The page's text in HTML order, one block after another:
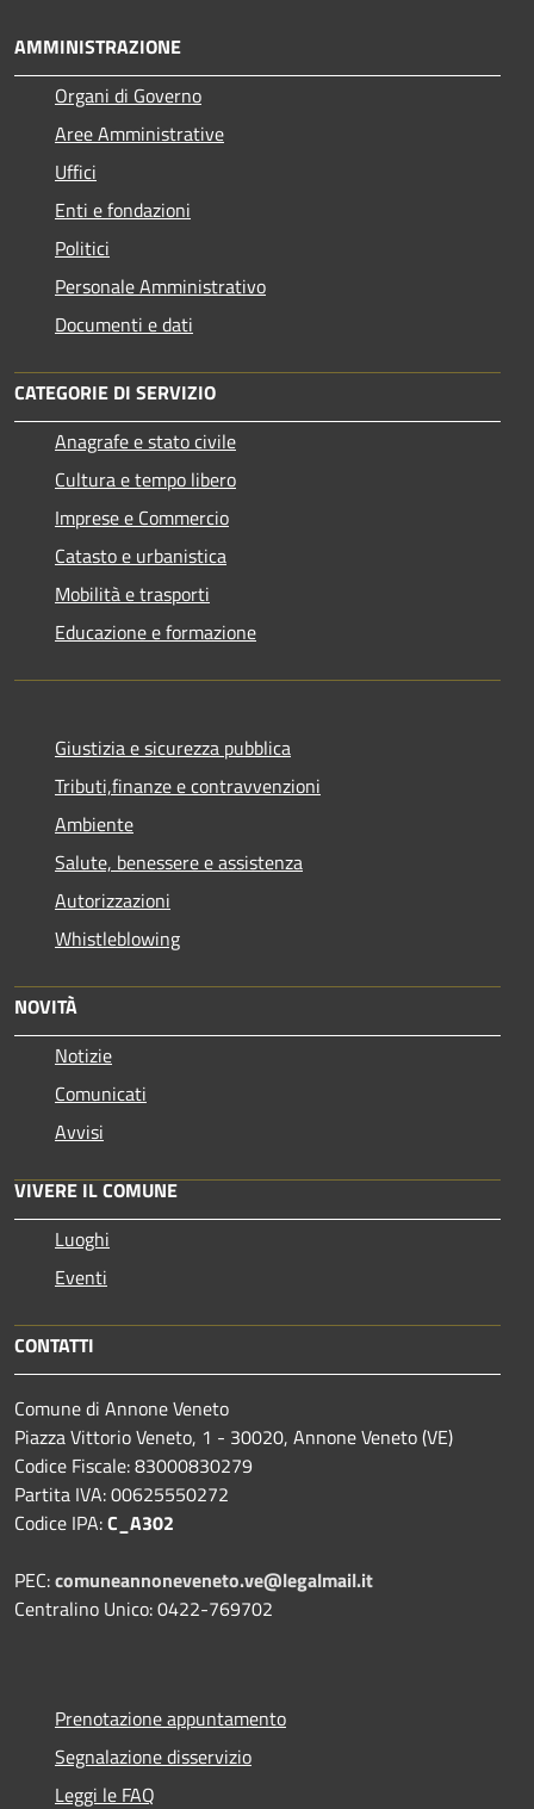
AMMINISTRAZIONE
Organi di Governo
Aree Amministrative
Uffici
Enti e fondazioni
Politici
Personale Amministrativo
Documenti e dati
CATEGORIE DI SERVIZIO
Anagrafe e stato civile
Cultura e tempo libero
Imprese e Commercio
Catasto e urbanistica
Mobilità e trasporti
Educazione e formazione
Giustizia e sicurezza pubblica
Tributi,finanze e contravvenzioni
Ambiente
Salute, benessere e assistenza
Autorizzazioni
Whistleblowing
NOVITÀ
Notizie
Comunicati
Avvisi
VIVERE IL COMUNE
Luoghi
Eventi
CONTATTI
Comune di Annone Veneto
Piazza Vittorio Veneto, 1 - 30020, Annone Veneto (VE)
Codice Fiscale: 83000830279
Partita IVA: 00625550272
Codice IPA:C_A302
PEC:comuneannoneveneto.ve@legalmail.it
Centralino Unico: 0422-769702
Prenotazione appuntamento
Segnalazione disservizio
Leggi le FAQ